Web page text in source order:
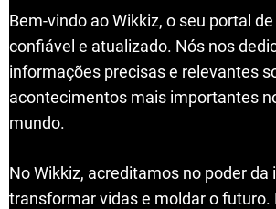
Bem-vindo ao Wikkiz, o seu portal
confiável e atualizado. Nós nos
informações precisas e relevantes
acontecimentos mais importantes
mundo.
No Wikkiz, acreditamos no poder da
transformar vidas e moldar o futuro.